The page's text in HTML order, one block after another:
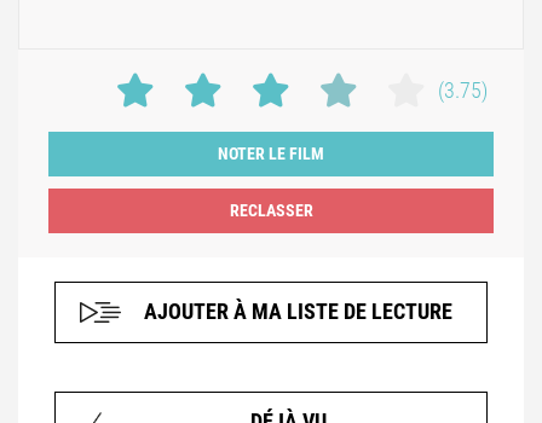
(3.75)
NOTER LE FILM
AJOUTER À MA LISTE DE LECTURE